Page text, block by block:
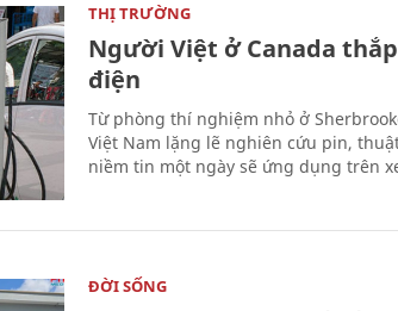
THỊ TRƯỜNG
Người Việt ở Canada
điện
Từ phòng thí nghiệm nhỏ ở
Việt Nam lặng lẽ nghiên cứu pin,
niềm tin một ngày sẽ ứng dụng trên
ĐỜI SỐNG